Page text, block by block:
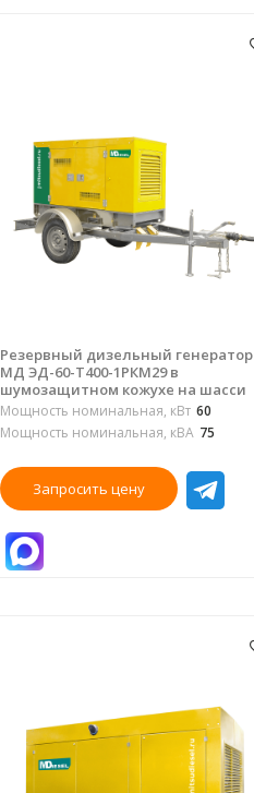
Резервный дизельный генератор
МД ЭД-60-Т400-1РКМ29 в
шумозащитном кожухе на шасси
Мощность номинальная, кВт 60
Мощность номинальная, кВА 75
Запросить цену